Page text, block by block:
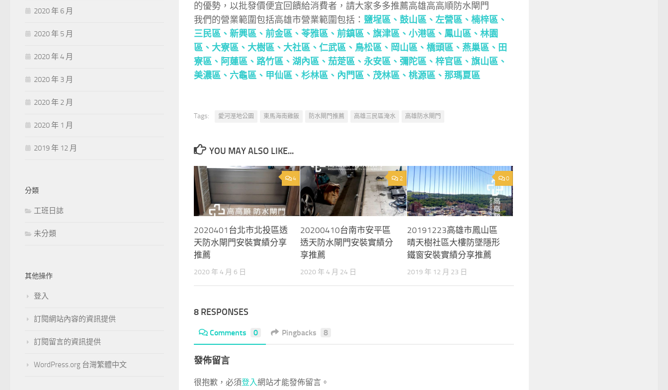
的優勢，以批發價便宜回饋給消費者，請大家多多推薦高雄高高順防水閘門
我們的營業範圍包括高雄市營業範圍包括： 鹽埕區 、鼓山區 、左營區 、楠梓區 、
三民區 、新興區 、前金區 、苓雅區 、前鎮區 、旗津區 、小港區 、鳳山區 、林園
區 、大寮區 、大樹區 、大社區 、仁武區 、鳥松區 、岡山區 、橋頭區 、燕巢區 、田
寮區 、阿蓮區 、路竹區 、湖內區 、茄萣區 、永安區 、彌陀區 、梓官區 、旗山區 、
美濃區 、六龜區 、甲仙區 、杉林區 、內門區 、茂林區 、桃源區 、那瑪夏區
Tags: 愛河溼地公園 東馬海南雞飯 防水閘門推薦 高雄三民區淹水 高雄防水閘門
YOU MAY ALSO LIKE...
4
2020401台北市北投區透
天防水閘門安裝實績分享
推薦
2020 年 4 月 6 日
2
20200410台南市安平區
透天防水閘門安裝實績分
享推薦
2020 年 4 月 24 日
0
20191223高雄市鳳山區
晴天樹社區大樓防墜隱形
鐵窗安裝實績分享推薦
2019 年 12 月 23 日
8 RESPONSES
Comments 0 Pingbacks 8
發佈留言
很抱歉，必須登入網站才能發佈留言。
2020 年 6 月
2020 年 5 月
2020 年 4 月
2020 年 3 月
2020 年 2 月
2020 年 1 月
2019 年 12 月
分類
工班日誌
未分類
其他操作
登入
訂閱網站內容的資訊提供
訂閱留言的資訊提供
WordPress.org 台灣繁體中文